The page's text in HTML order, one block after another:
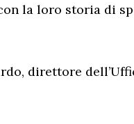
con la loro storia di
direttore